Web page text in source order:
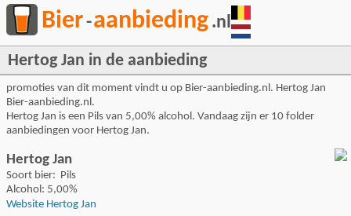
Bier-aanbieding .nl
Hertog Jan in de aanbieding
promoties van dit moment vindt u op Bier-aanbieding.nl. Hertog Jan
Bier-aanbieding.nl.
Hertog Jan is een Pils van 5,00% alcohol. Vandaag zijn er 10 folder
aanbiedingen voor Hertog Jan.
Hertog Jan
Soort bier: Pils
Alcohol: 5,00%
Website Hertog Jan